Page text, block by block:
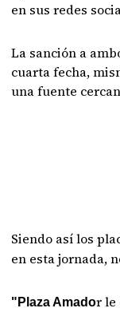
en sus redes
La sanción a
cuarta fecha,
una fuente
Siendo así los
en esta jornada,
"Plaza Amador le